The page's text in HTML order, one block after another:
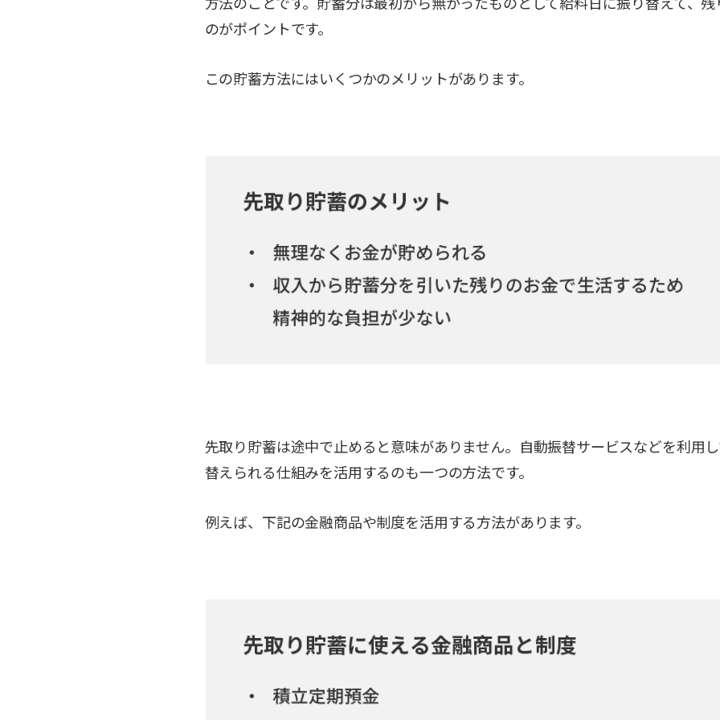
のがポイントです。
この貯蓄方法にはいくつかのメリットがあります。
先取り貯蓄は途中で止めると意味がありません。自動振替サービスなどを利用
替えられる仕組みを活用するのも一つの方法です。
例えば、下記の金融商品や制度を活用する方法があります。